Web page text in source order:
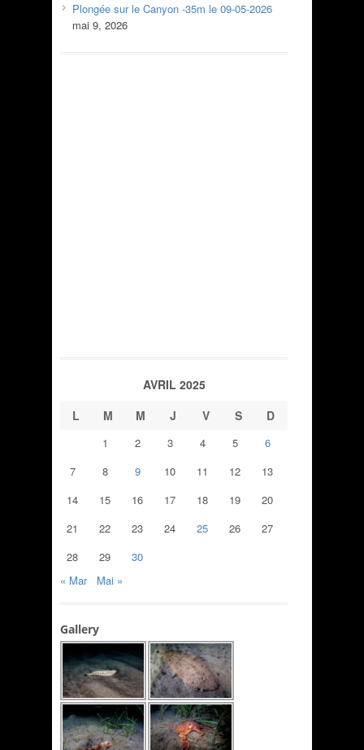
Plongée sur le Canyon -35m le 09-05-2026
mai 9, 2026
AVRIL 2025
L
M M J V S D
1 2 3 4 5
6
7
8 9 10 11 12
13
14
15 16 17 18 19
20
21
22 23 24 25 26
27
28
29
30
« Mar
Mai »
Gallery